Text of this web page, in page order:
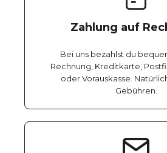
Zahlung auf
Bei uns bezahlst du
Rechnung, Kreditkarte,
oder Vorauskasse.
Gebühren.